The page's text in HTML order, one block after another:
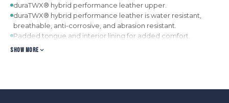
duraTWX® hybrid performance leather upper.
duraTWX® hybrid performance leather is water resistant,
breathable, anti-corrosive, and abrasion resistant.
Padded tongue and interior lining for added comfort.
Removable, moisture-wicking, antibacterial and machine
SHOW MORE